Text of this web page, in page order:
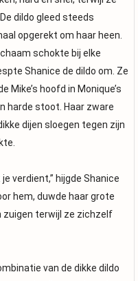
dildo gleed steeds
opgerekt om haar heen.
schokte bij elke
Shanice de dildo om. Ze
Mike’s hoofd in Monique’s
harde stoot. Haar zware
dijen sloegen tegen zijn
verdient,” hijgde Shanice
hem, duwde haar grote
zuigen terwijl ze zichzelf
van de dikke dildo